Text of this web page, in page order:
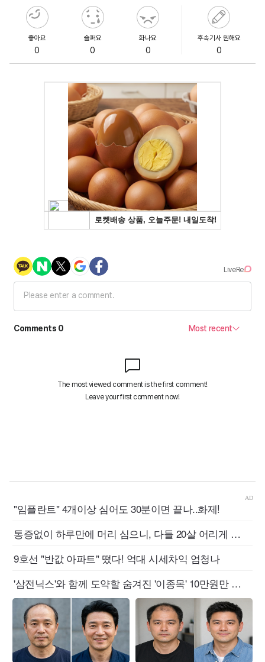
좋아요
0
슬퍼요
0
화나요
0
후속기사 원해요
0